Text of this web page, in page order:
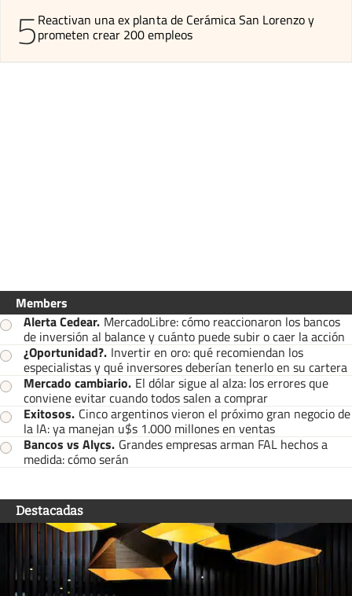
5Reactivan una ex planta de Cerámica San Lorenzo y
prometen crear 200 empleos
Members
Alerta Cedear. MercadoLibre: cómo reaccionaron los bancos
de inversión al balance y cuánto puede subir o caer la acción
¿Oportunidad?. Invertir en oro: qué recomiendan los
especialistas y qué inversores deberían tenerlo en su cartera
Mercado cambiario. El dólar sigue al alza: los errores que
conviene evitar cuando todos salen a comprar
Exitosos. Cinco argentinos vieron el próximo gran negocio de
la IA: ya manejan u$s 1.000 millones en ventas
Bancos vs Alycs. Grandes empresas arman FAL hechos a
medida: cómo serán
Destacadas